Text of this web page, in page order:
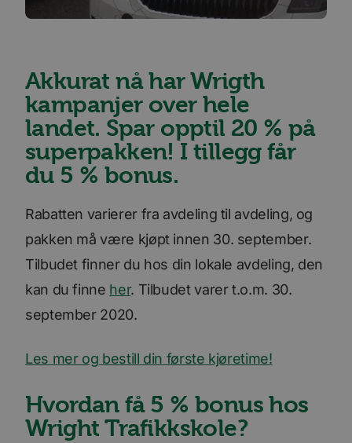
Akkurat nå har Wrigth
kampanjer over hele
landet. Spar opptil 20 % på
superpakken! I tillegg får
du 5 % bonus.
Rabatten varierer fra avdeling til avdeling, og
pakken må være kjøpt innen 30. september.
Tilbudet finner du hos din lokale avdeling, den
kan du finne her. Tilbudet varer t.o.m. 30.
september 2020.
Les mer og bestill din første kjøretime!
Hvordan få 5 % bonus hos
Wright Trafikkskole?